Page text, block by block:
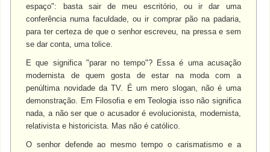
espaço": basta sair de meu escritório, ou ir dar uma
conferência numa faculdade, ou ir comprar pão na padaria,
para ter certeza de que o senhor escreveu, na pressa e sem
se dar conta, uma tolice.
E que significa "parar no tempo"? Essa é uma acusação
modernista de quem gosta de estar na moda com a
penúltima novidade da TV. É um mero slogan, não é uma
demonstração. Em Filosofia e em Teologia isso não significa
nada, a não ser que o acusador é evolucionista, modernista,
relativista e historicista. Mas não é católico.
O senhor defende ao mesmo tempo o carismatismo e a